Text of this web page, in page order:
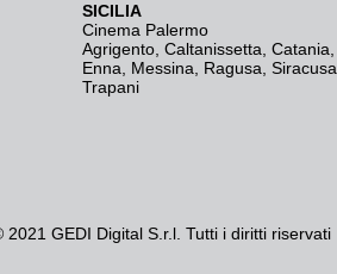
SICILIA
Cinema Palermo
Agrigento Caltanissetta Catania
Enna
Messina Ragusa Siracusa
Trapani
2021 GEDI Digital S.r.l. Tutti i diritti riservati